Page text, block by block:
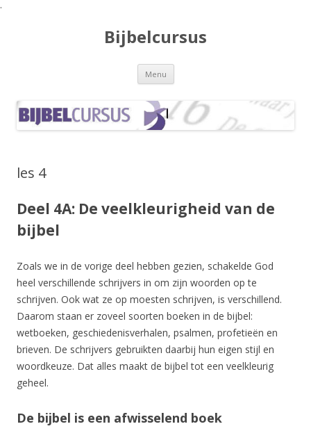
.
Bijbelcursus
Menu Spring naar de inhoud
les 4
Deel 4A: De veelkleurigheid van de
bijbel
Zoals we in de vorige deel hebben gezien, schakelde God
heel verschillende schrijvers in om zijn woorden op te
schrijven. Ook wat ze op moesten schrijven, is verschillend.
Daarom staan er zoveel soorten boeken in de bijbel:
wetboeken, geschiedenisverhalen, psalmen, profetieën en
brieven. De schrijvers gebruikten daarbij hun eigen stijl en
woordkeuze. Dat alles maakt de bijbel tot een veelkleurig
geheel.
De bijbel is een afwisselend boek